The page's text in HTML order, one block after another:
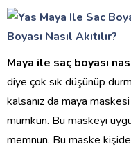
Maya ile saç boyası
diye çok sık düşünüp
kalsanız da maya
mümkün. Bu maskeyi
memnun. Bu maske